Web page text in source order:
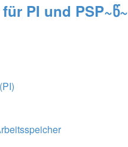
PI und PSP~წ~